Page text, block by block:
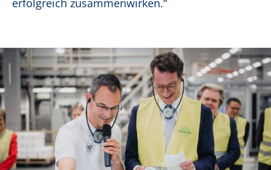
erfolgreich zusammenwirken.“